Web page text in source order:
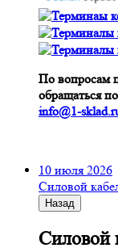
По вопросам
обращаться
info@1-
10 июля 2026
Cиловой
Назад
Cиловой